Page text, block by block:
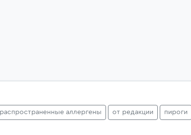
аллергены от редакции пироги